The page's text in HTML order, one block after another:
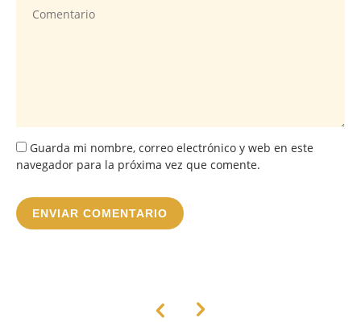
Guarda mi nombre, correo electrónico y web en este
navegador para la próxima vez que comente.